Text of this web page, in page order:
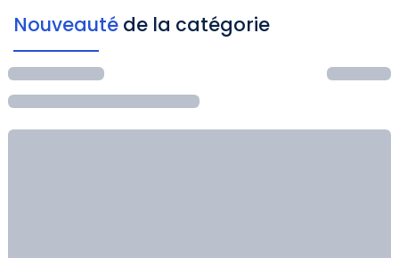
Nouveauté de la catégorie